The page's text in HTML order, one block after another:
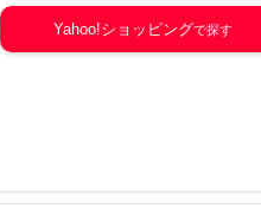
Yahoo!ショッピング